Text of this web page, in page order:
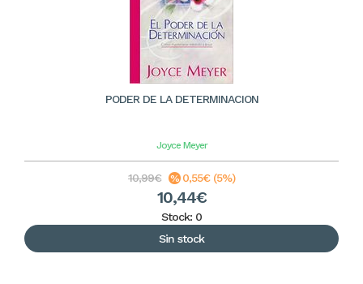
PODER DE LA DETERMINACION
Joyce Meyer
10,99€ 0,55€ (5%)
10,44€
Stock: 0
Sin stock